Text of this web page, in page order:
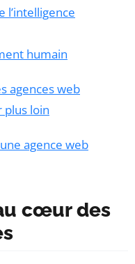
l’intelligence
humain
agences web
plus loin
agence web
cœur des